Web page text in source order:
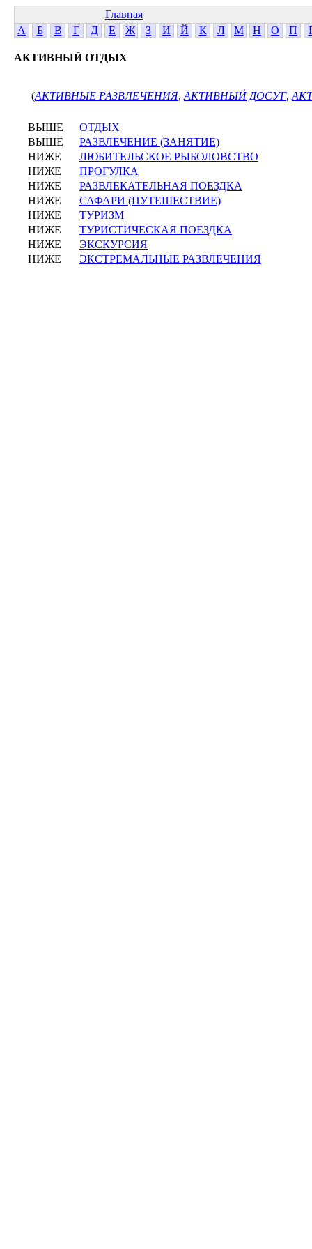
Главная
А
Б В Г Д Е Ж З И Й К Л М Н О П
АКТИВНЫЙ ОТДЫХ
(АКТИВНЫЕ РАЗВЛЕЧЕНИЯ, АКТИВНЫЙ ДОСУГ,
ВЫШЕ
ОТДЫХ
ВЫШЕ
РАЗВЛЕЧЕНИЕ (ЗАНЯТИЕ)
НИЖЕ
ЛЮБИТЕЛЬСКОЕ РЫБОЛОВСТВО
НИЖЕ
ПРОГУЛКА
НИЖЕ
РАЗВЛЕКАТЕЛЬНАЯ ПОЕЗДКА
НИЖЕ
САФАРИ (ПУТЕШЕСТВИЕ)
НИЖЕ
ТУРИЗМ
НИЖЕ
ТУРИСТИЧЕСКАЯ ПОЕЗДКА
НИЖЕ
ЭКСКУРСИЯ
НИЖЕ
ЭКСТРЕМАЛЬНЫЕ РАЗВЛЕЧЕНИЯ